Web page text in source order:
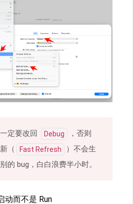
定要改回 Debug
，否则
（
Fast Refresh
）不会生
的 bug，白白浪费半小时。
动而不是 Run